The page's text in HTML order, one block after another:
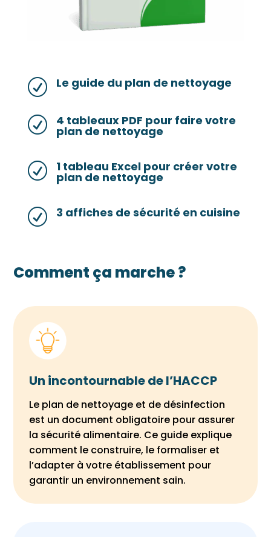
R Le guide du plan de nettoyage
R 4 tableaux PDF pour faire votre
plan de nettoyage
R 1 tableau Excel pour créer votre
plan de nettoyage
R 3 affiches de sécurité en cuisine
Comment ça marche ?
Un incontournable de l’HACCP
Le plan de nettoyage et de désinfection
est un document obligatoire pour assurer
la sécurité alimentaire. Ce guide explique
comment le construire, le formaliser et
l’adapter à votre établissement pour
garantir un environnement sain.